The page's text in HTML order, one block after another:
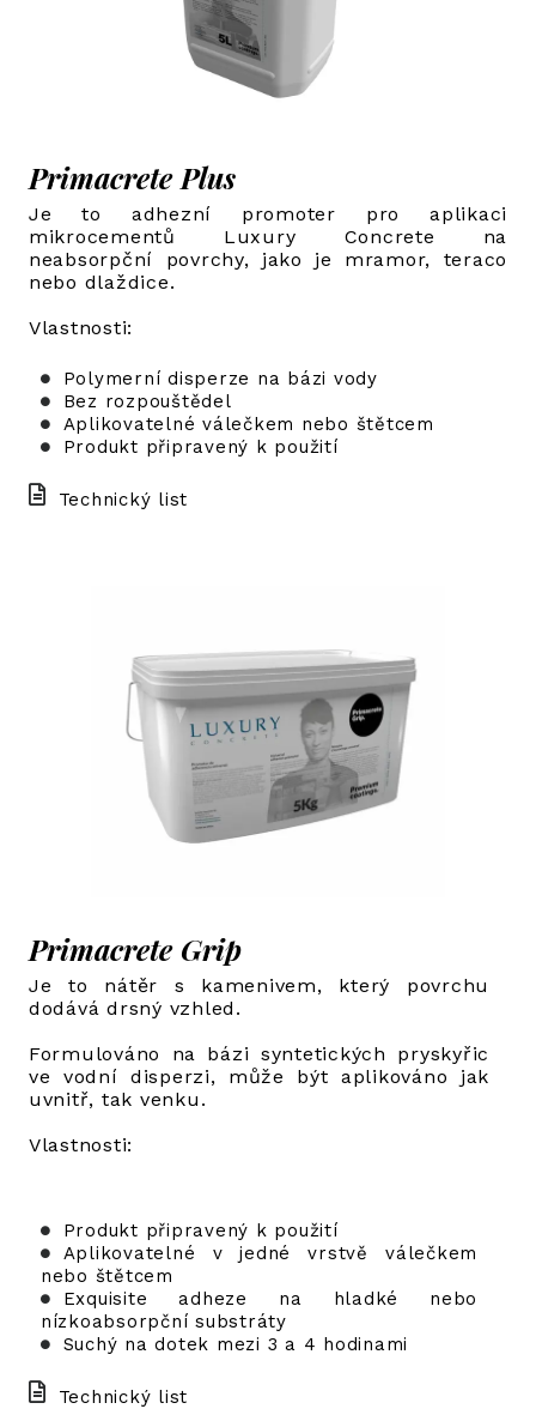
Primacrete Plus
Je to adhezní promoter pro aplikaci
mikrocementů Luxury Concrete na
neabsorpční povrchy, jako je mramor, teraco
nebo dlaždice.
Vlastnosti:
Polymerní disperze na bázi vody
Bez rozpouštědel
Aplikovatelné válečkem nebo štětcem
Produkt připravený k použití
Technický list
Primacrete Grip
Je to nátěr s kamenivem, který povrchu
dodává drsný vzhled.
Formulováno na bázi syntetických pryskyřic
ve vodní disperzi, může být aplikováno jak
uvnitř, tak venku.
Vlastnosti:
Produkt připravený k použití
Aplikovatelné v jedné vrstvě válečkem
nebo štětcem
Exquisite adheze na hladké nebo
nízkoabsorpční substráty
Suchý na dotek mezi 3 a 4 hodinami
Technický list